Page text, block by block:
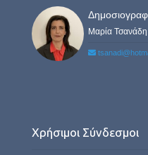
Μαρία Τσανάδη
Χρήσιμοι Σύνδεσμοι